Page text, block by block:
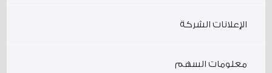
الإعلانات الشركة
معلومات السهم